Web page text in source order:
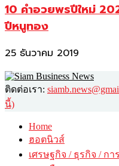
10 คำอวยพรปีใหม่
ปีหนูทอง
25 ธันวาคม 2019
ติดต่อเรา:
นี้)
Home
ฮอตนิวส์
เศรษฐกิจ / ธุรกิจ / กา